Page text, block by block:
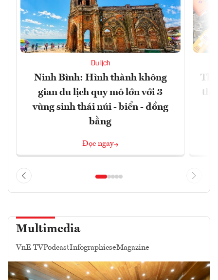
Du lịch
Ninh Bình: Hình thành không
gian du lịch quy mô lớn với 3
vùng sinh thái núi - biển - đồng
bằng
Đọc ngay
Multimedia
VnE TVPodcastInfographicseMagazine